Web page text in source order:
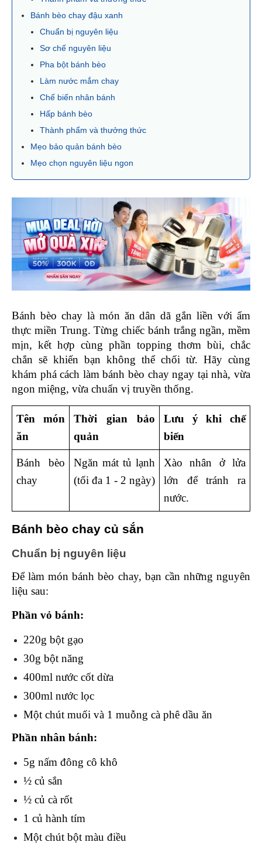
Bánh bèo chay đậu xanh
Chuẩn bị nguyên liệu
Sơ chế nguyên liệu
Pha bột bánh bèo
Làm nước mắm chay
Chế biến nhân bánh
Hấp bánh bèo
Thành phẩm và thưởng thức
Mẹo bảo quản bánh bèo
Mẹo chọn nguyên liệu ngon
Bánh bèo chay là món ăn dân dã gắn liền với ẩm
thực miền Trung. Từng chiếc bánh trắng ngần, mềm
mịn, kết hợp cùng phần topping thơm bùi, chắc
chắn sẽ khiến bạn không thể chối từ. Hãy cùng
khám phá cách làm bánh bèo chay ngay tại nhà, vừa
ngon miệng, vừa chuẩn vị truyền thống.
Tên món
ăn
Thời gian bảo
quản
Lưu ý khi chế
biến
Bánh bèo
chay
Ngăn mát tủ lạnh
(tối đa 1 - 2 ngày)
Xào nhân ở lửa
lớn để tránh ra
nước.
Bánh bèo chay củ sắn
Chuẩn bị nguyên liệu
Để làm món bánh bèo chay, bạn cần những nguyên
liệu sau:
Phần vỏ bánh:
220g bột gạo
30g bột năng
400ml nước cốt dừa
300ml nước lọc
Một chút muối và 1 muỗng cà phê dầu ăn
Phần nhân bánh:
5g nấm đông cô khô
½ củ sắn
½ củ cà rốt
1 củ hành tím
Một chút bột màu điều